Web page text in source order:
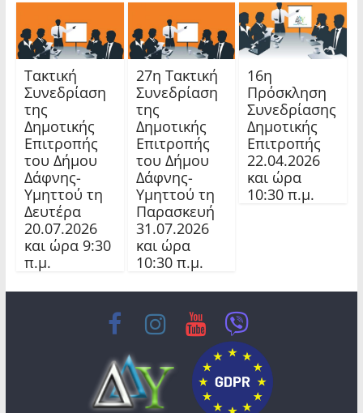
Τακτική
Συνεδρίαση
της
Δημοτικής
Επιτροπής
του Δήμου
Δάφνης-
Υμηττού τη
Δευτέρα
20.07.2026
και ώρα 9:30
π.μ.
27η Τακτική
Συνεδρίαση
της
Δημοτικής
Επιτροπής
του Δήμου
Δάφνης-
Υμηττού τη
Παρασκευή
31.07.2026
και ώρα
10:30 π.μ.
16η
Πρόσκληση
Συνεδρίασης
Δημοτικής
Επιτροπής
22.04.2026
και ώρα
10:30 π.μ.